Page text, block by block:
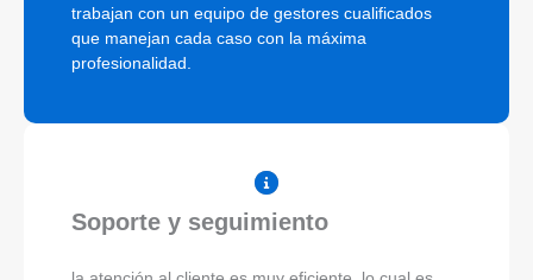
trabajan con un equipo de gestores cualificados
que manejan cada caso con la máxima
profesionalidad.
Soporte y seguimiento